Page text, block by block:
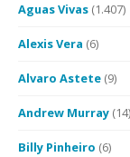
Aguas Vivas (1.407)
Alexis Vera (6)
Alvaro Astete (9)
Andrew Murray (14)
Billy Pinheiro (6)